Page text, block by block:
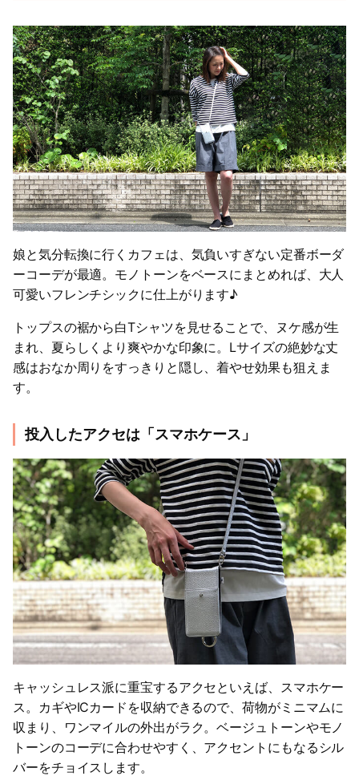
娘と気分転換に行くカフェは、気負いすぎない定番ボーダ
ーコーデが最適。モノトーンをベースにまとめれば、大人
可愛いフレンチシックに仕上がります♪
トップスの裾から白Tシャツを見せることで、ヌケ感が生
まれ、夏らしくより爽やかな印象に。Lサイズの絶妙な丈
感はおなか周りをすっきりと隠し、着やせ効果も狙えま
す。
投入したアクセは「スマホケース」
キャッシュレス派に重宝するアクセといえば、スマホケー
ス。カギやICカードを収納できるので、荷物がミニマムに
収まり、ワンマイルの外出がラク。ベージュトーンやモノ
トーンのコーデに合わせやすく、アクセントにもなるシル
バーをチョイスします。